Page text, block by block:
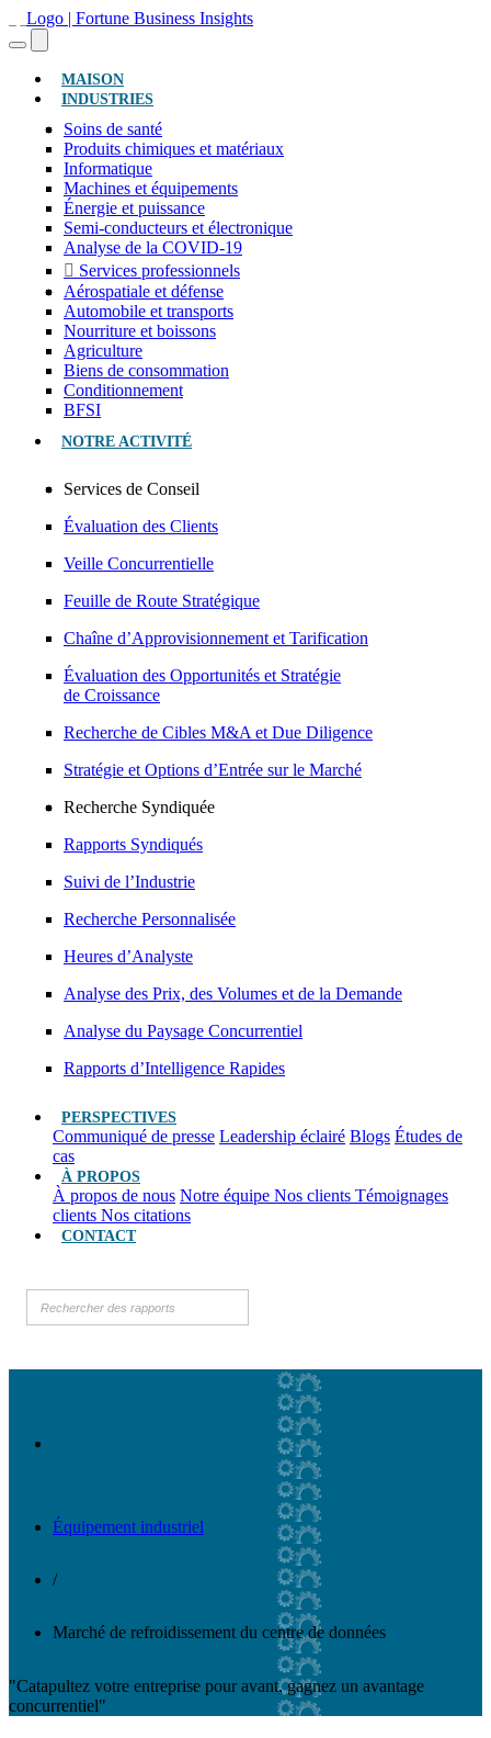
MAISON(ACTUEL)
INDUSTRIES
Soins de santé
Produits chimiques et matériaux
Informatique
Machines et équipements
Énergie et puissance
Semi-conducteurs et électronique
Analyse de la COVID-19
Services professionnels
Aérospatiale et défense
Automobile et transports
Nourriture et boissons
Agriculture
Biens de consommation
Conditionnement
BFSI
NOTRE ACTIVITÉ
Services de Conseil
Évaluation des Clients
Veille Concurrentielle
Feuille de Route Stratégique
Chaîne d’Approvisionnement et Tarification
Évaluation des Opportunités et Stratégie
de Croissance
Recherche de Cibles M&A et Due Diligence
Stratégie et Options d’Entrée sur le Marché
Recherche Syndiquée
Rapports Syndiqués
Suivi de l’Industrie
Recherche Personnalisée
Heures d’Analyste
Analyse des Prix, des Volumes et de la Demande
Analyse du Paysage Concurrentiel
Rapports d’Intelligence Rapides
PERSPECTIVES
Communiqué de presse Leadership éclairé Blogs Études de
cas
À PROPOS
À propos de nous Notre équipe Nos clients Témoignages
clients Nos citations
CONTACT
Équipement industriel
/
Marché de refroidissement du centre de données
"Catapultez votre entreprise pour avant, gagnez un avantage
concurrentiel"